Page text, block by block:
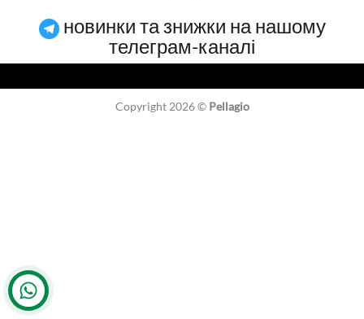
новинки та знижки на нашому
телеграм-каналі
Copyright 2026 © Pellagio